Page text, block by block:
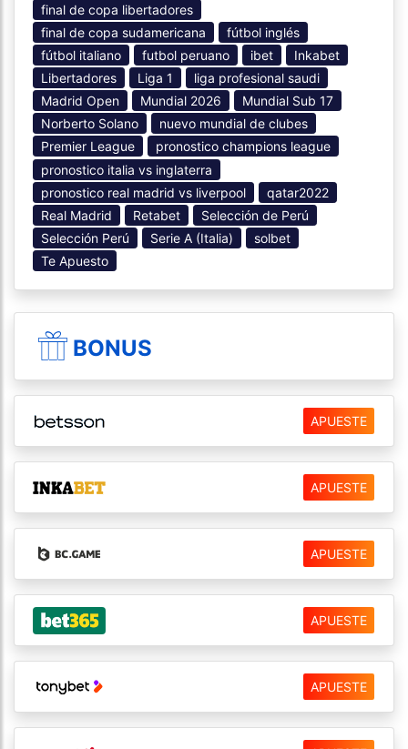
final de copa libertadores
final de copa sudamericana
fútbol inglés
fútbol italiano
futbol peruano ibet
Inkabet
Libertadores
Liga 1
liga profesional saudi
Madrid Open
Mundial 2026
Mundial Sub 17
Norberto Solano
nuevo mundial de clubes
Premier League
pronostico champions league
pronostico italia vs inglaterra
pronostico real madrid vs liverpool
qatar2022
Real Madrid
Retabet
Selección de Perú
Selección Perú
Serie A (Italia)
solbet
Te Apuesto
BONUS
APUESTE
APUESTE
APUESTE
APUESTE
APUESTE